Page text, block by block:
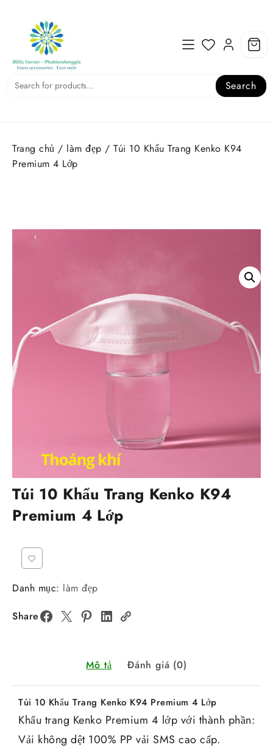
content
Search
Trang chủ / làm đẹp / Túi 10 Khẩu Trang Kenko K94
Premium 4 Lớp
Túi 10 Khẩu Trang Kenko K94
Premium 4 Lớp
Danh mục: làm đẹp
Share
Mô tả Đánh giá (0)
Túi 10 Khẩu Trang Kenko K94 Premium 4 Lớp
Khẩu trang Kenko Premium 4 lớp với thành phần:
Vải không dệt 100% PP vải SMS cao cấp.